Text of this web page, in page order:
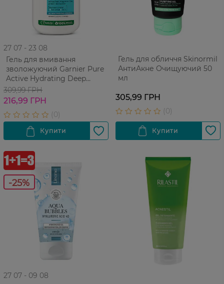
27 07 - 23 08
Гель для вмивання
зволожуючий Garnier Pure
Active Hydrating Deep
Cleanser 250 мл
309,99 ГРН
216,99 ГРН
Гель для обличчя Skinormil
АнтиАкне Очищуючий 50
мл
305,99 ГРН
-25%
27 07 - 09 08